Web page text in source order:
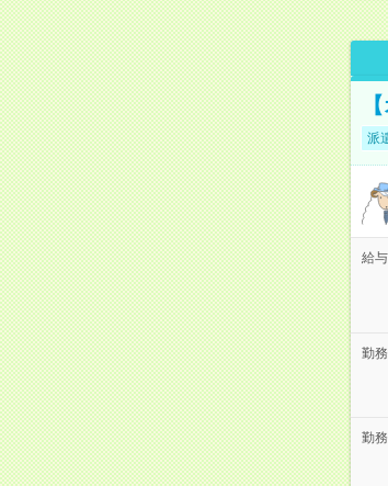
派
給与
勤
勤